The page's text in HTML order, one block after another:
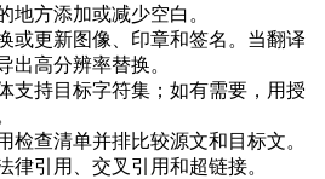
地方添加或减少空白。
或更新图像、印章和签名。当翻译
出高分辨率替换。
支持目标字符集；如有需要，用授
检查清单并排比较源文和目标文。
律引用、交叉引用和超链接。